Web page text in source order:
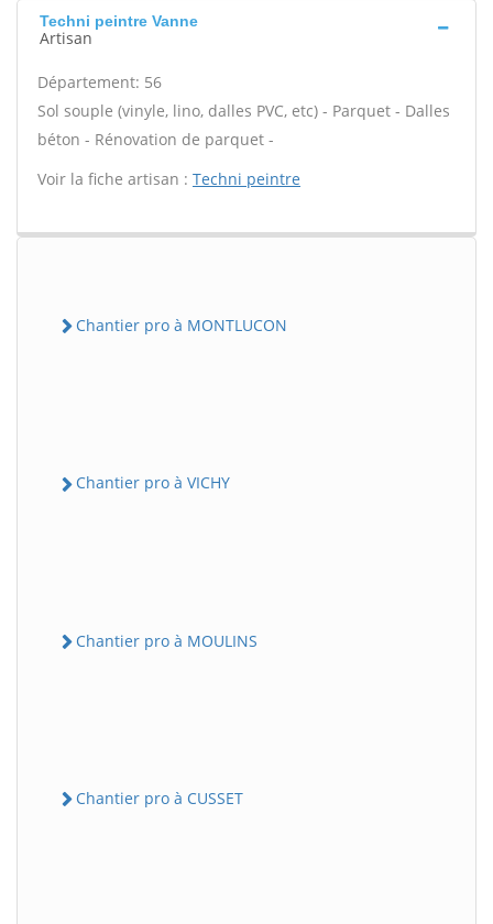
Techni peintre Vanne
Artisan
Département: 56
Sol souple (vinyle, lino, dalles PVC, etc) - Parquet - Dalles
béton - Rénovation de parquet -
Voir la fiche artisan : Techni peintre
Chantier pro à MONTLUCON
Chantier pro à VICHY
Chantier pro à MOULINS
Chantier pro à CUSSET